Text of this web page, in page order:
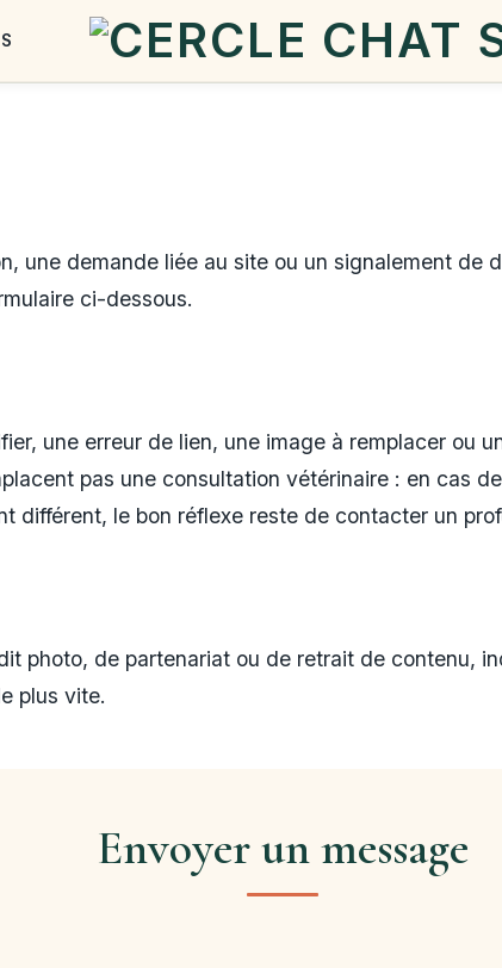
une demande liée au site ou un signalement de
ci-dessous.
une erreur de lien, une image à remplacer ou
pas une consultation vétérinaire : en cas
différent, le bon réflexe reste de contacter un
photo, de partenariat ou de retrait de contenu,
plus vite.
Envoyer un message